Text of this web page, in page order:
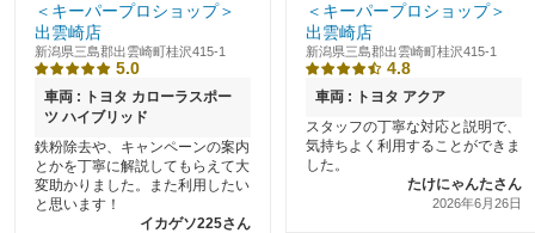
＜キーパープロショップ＞
出雲崎店
新潟県三島郡出雲崎町桂沢415-1
5.0
車両 : トヨタ カローラスポー
ツ ハイブリッド
鉄粉除去や、キャンペーンの案内
とかを丁寧に解説してもらえて大
変助かりました。また利用したい
と思います！
イカゲソ225さん
＜キーパープロショップ＞
出雲崎店
新潟県三島郡出雲崎町桂沢415-1
4.8
車両 : トヨタ アクア
スタッフの丁寧な対応と説明で、
気持ちよく利用することができま
した。
たけにゃんたさん
2026年6月26日